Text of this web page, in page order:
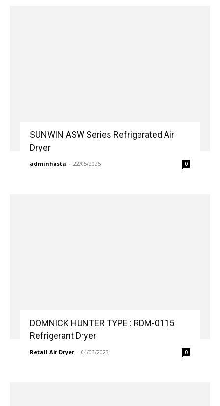
SUNWIN ASW Series Refrigerated Air
Dryer
adminhasta - 22/05/2025 0
DOMNICK HUNTER TYPE : RDM-0115
Refrigerant Dryer
Retail Air Dryer - 04/03/2023 0